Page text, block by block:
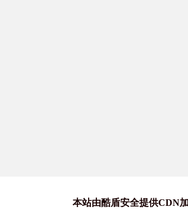
本站由酷盾安全提供CDN